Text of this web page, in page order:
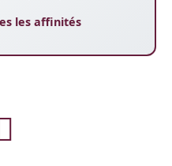
les affinités